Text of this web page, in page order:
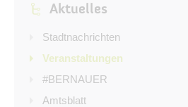
Amtsblatt
Haushalt
Öffentliche Auslegungen
Bürgerservice
Aktuelles
Stadtnachrichten
Veranstaltungen
#BERNAUER
Amtsblatt